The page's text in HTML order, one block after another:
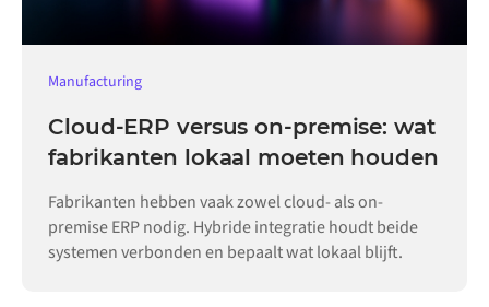
Manufacturing
Cloud-ERP versus on-premise: wat
fabrikanten lokaal moeten houden
Fabrikanten hebben vaak zowel cloud- als on-
premise ERP nodig. Hybride integratie houdt beide
systemen verbonden en bepaalt wat lokaal blijft.